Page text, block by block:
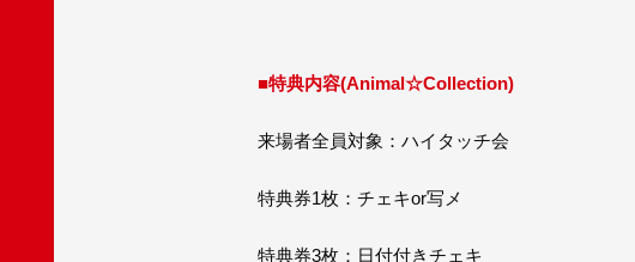
■特典内容(Animal☆Collection)
来場者全員対象：ハイタッチ会
特典券1枚：チェキor写メ
特典券3枚：日付付きチェキ